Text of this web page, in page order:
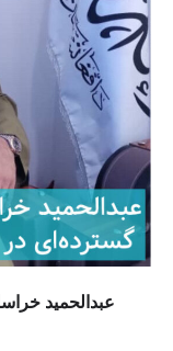
عبدالحمید